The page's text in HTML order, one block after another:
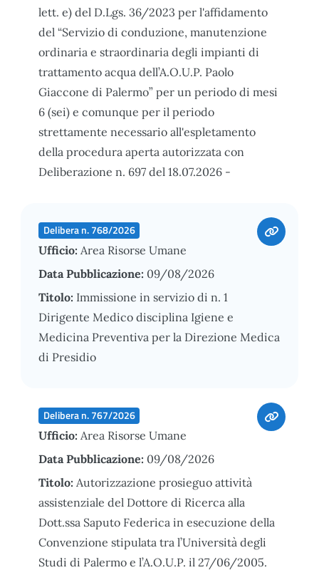
lett. e) del D.Lgs. 36/2023 per l'affidamento
del “Servizio di conduzione, manutenzione
ordinaria e straordinaria degli impianti di
trattamento acqua dell’A.O.U.P. Paolo
Giaccone di Palermo” per un periodo di mesi
6 (sei) e comunque per il periodo
strettamente necessario all'espletamento
della procedura aperta autorizzata con
Deliberazione n. 697 del 18.07.2026 -
Delibera n. 768/2026
Ufficio: Area Risorse Umane
Data Pubblicazione: 09/08/2026
Titolo: Immissione in servizio di n. 1
Dirigente Medico disciplina Igiene e
Medicina Preventiva per la Direzione Medica
di Presidio
Delibera n. 767/2026
Ufficio: Area Risorse Umane
Data Pubblicazione: 09/08/2026
Titolo: Autorizzazione prosieguo attività
assistenziale del Dottore di Ricerca alla
Dott.ssa Saputo Federica in esecuzione della
Convenzione stipulata tra l’Università degli
Studi di Palermo e l’A.O.U.P. il 27/06/2005.